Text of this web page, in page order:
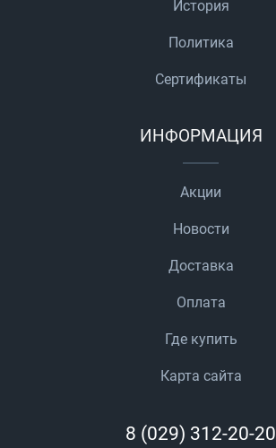
История
Политика
Сертификаты
ИНФОРМАЦИЯ
Акции
Новости
Доставка
Оплата
Где купить
Карта сайта
8 (029) 312-20-20